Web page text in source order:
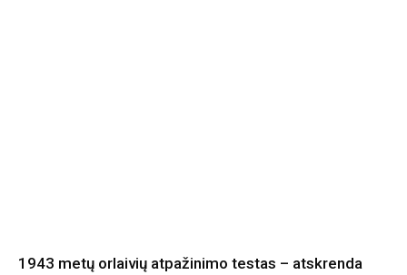
1943 metų orlaivių atpažinimo testas – atskrenda